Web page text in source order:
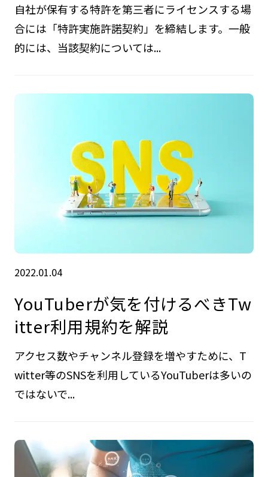
自社が保有する特許を第三者にライセンスする場
合には「特許実施許諾契約」を締結します。一般
的には、当該契約については...
2022.01.04
YouTuberが気を付けるべきTw
itter利用規約を解説
アクセス数やチャンネル登録を増やすために、T
witter等のSNSを利用しているYouTuberは多いの
ではないで...